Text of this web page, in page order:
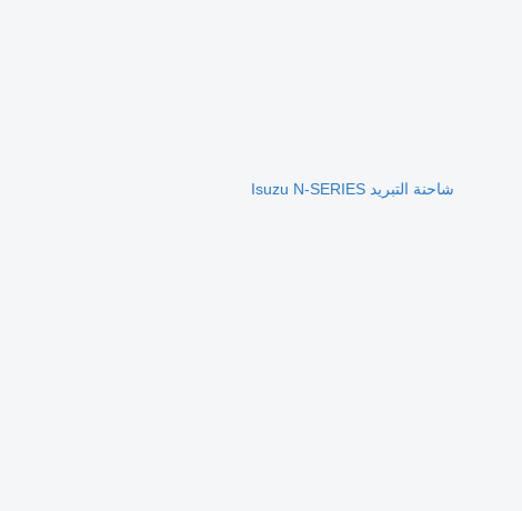
شاحنة التبريد Isuzu N-SERIES